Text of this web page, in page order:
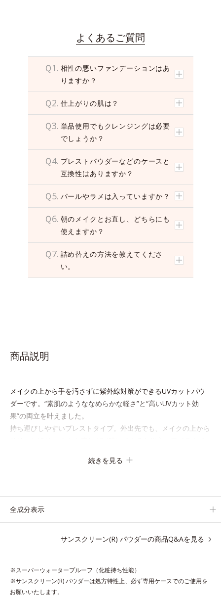
よくあるご質問
Ｑ1. 相性の悪いファンデーションはあ
りますか？
Ｑ2. 仕上がりの肌は？
Ｑ3. 単品使用でもクレンジングは必要
でしょうか？
Ｑ4. プレストパウダーなどのケースと
互換性はありますか？
Ｑ5. パールやラメは入っていますか？
Ｑ6. 朝のメイクとお直し、どちらにも
使えますか？
Ｑ7. 詰め替えの方法を教えてくださ
い。
商品説明
メイクの上から手を汚さずに紫外線対策ができるUVカットパウ
ダーです。“素肌のようななめらかな軽さ”と“高いUVカット効
果”の両立を叶えました。
持ち運びしやすいプレストタイプ。外出先でも、メイクの上から
毛穴や色ムラをカバーしながらも、素肌のような透明美肌を叶え
チュラルなツヤ感を演出します。
ずれ＆テカリを防いでサラサラ肌が長時間続きます。
水や汗に強いスーパーウォータープルーフ(*4)だから、レジャー
にも大活躍してくれます。
続きを見る
全成分表示
サンスクリーン(R) パウダーの商品Q&Aを見る
※スーパーウォータープルーフ（化粧持ち性能）
※サンスクリーン(R) パウダーは処方特性上、必ず専用ケースでのご使用を
お願いいたします。